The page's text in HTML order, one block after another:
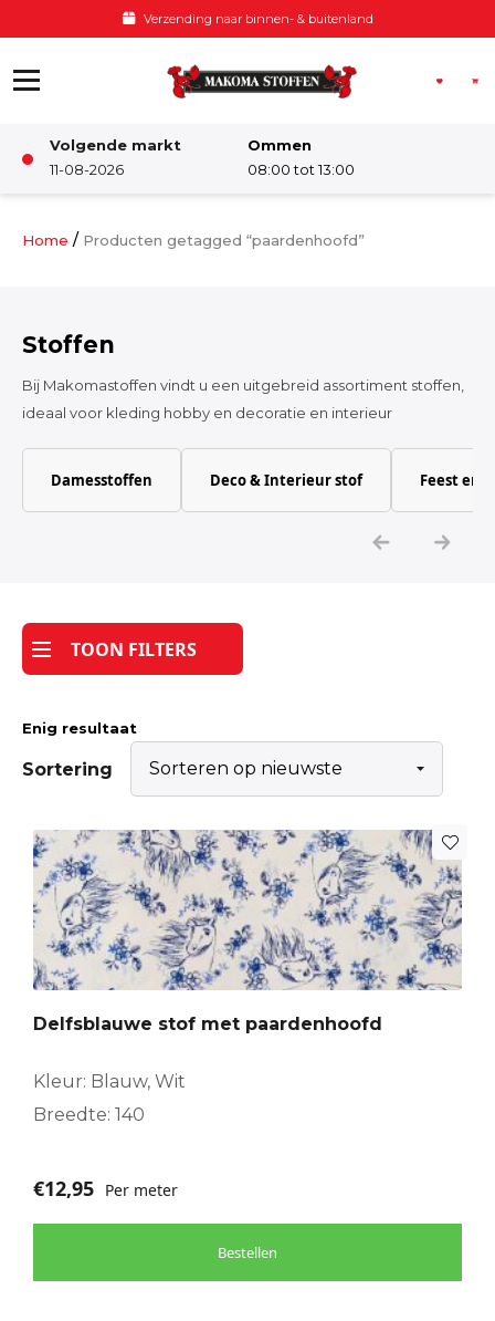
Verzending naar binnen- & buitenland
Volgende markt
11-08-2026
Ommen
08:00 tot 13:00
Damesstoffen
Katoen
Tijdpakker stof
Home / Producten getagged “paardenhoofd”
Stoffen
Bij Makomastoffen vindt u een uitgebreid assortiment stoffen,
ideaal voor kleding hobby en decoratie en interieur
Damesstoffen Deco & Interieur stof Feest en
TOON FILTERS
Enig resultaat
Sortering
Delfsblauwe stof met paardenhoofd
Kleur: Blauw, Wit
Breedte: 140
€12,95 Per meter
Bestellen